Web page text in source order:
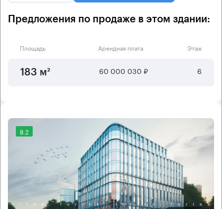
Предложения по продаже в этом здании:
Площадь Арендная плата Этаж
183 м² 60 000 030 ₽ 6
8.2